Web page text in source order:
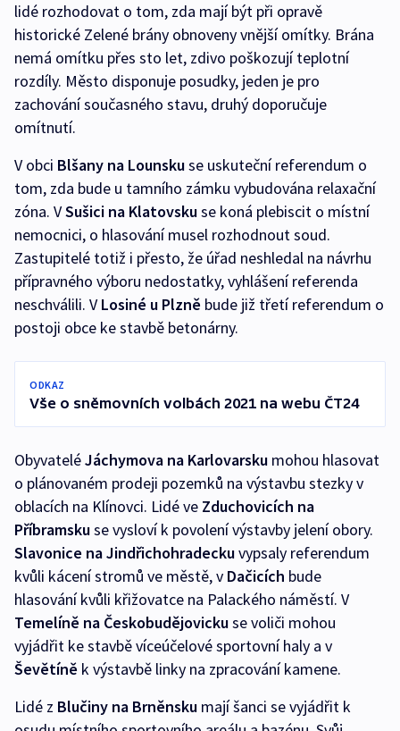
lidé rozhodovat o tom, zda mají být při opravě
historické Zelené brány obnoveny vnější omítky. Brána
nemá omítku přes sto let, zdivo poškozují teplotní
rozdíly. Město disponuje posudky, jeden je pro
zachování současného stavu, druhý doporučuje
omítnutí.
V obci Blšany na Lounskuse uskuteční referendum o
tom, zda bude u tamního zámku vybudována relaxační
zóna. VSušici na Klatovskuse koná plebiscit o místní
nemocnici, o hlasování musel rozhodnout soud.
Zastupitelé totiž i přesto, že úřad neshledal na návrhu
přípravného výboru nedostatky, vyhlášení referenda
neschválili. VLosiné u Plzně bude již třetí referendum o
postoji obce ke stavbě betonárny.
ODKAZ
Vše o sněmovních volbách 2021 na webu ČT24
ObyvateléJáchymova na Karlovarsku mohou hlasovat
o plánovaném prodeji pozemků na výstavbu stezky v
oblacích na Klínovci. Lidé ve Zduchovicích na
Příbramskuse vysloví k povolení výstavby jelení obory.
Slavonice na Jindřichohradeckuvypsaly referendum
kvůli kácení stromů ve městě, v Dačicích bude
hlasování kvůli křižovatce na Palackého náměstí. V
Temelíně na Českobudějovickuse voliči mohou
vyjádřit ke stavbě víceúčelové sportovní haly a v
Ševětíně k výstavbě linky na zpracování kamene.
Lidé z Blučiny na Brněnsku mají šanci se vyjádřit k